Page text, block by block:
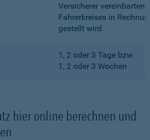
Versicherer vereinbarten
Fahrerkreises in
gestellt wird
1, 2 oder 3 Tage bzw.
1, 2 oder 3 Wochen
hier online berechnen und